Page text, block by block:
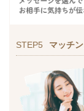
STEP5 マッチ